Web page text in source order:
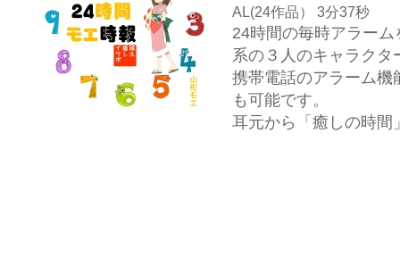
AL(24作品） 3分37秒
24時間の毎時アラー
系の３人のキャラク
携帯電話のアラーム機
も可能です。
耳元から「癒しの時間